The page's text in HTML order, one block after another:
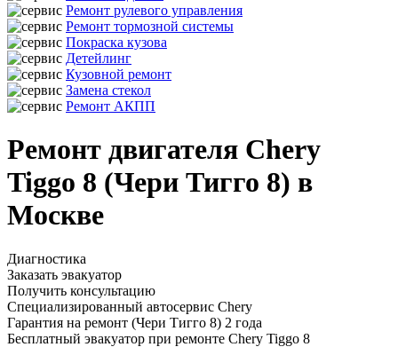
Ремонт рулевого управления
Ремонт тормозной системы
Покраска кузова
Детейлинг
Кузовной ремонт
Замена стекол
Ремонт АКПП
Ремонт двигателя Chery
Tiggo 8 (Чери Тигго 8) в
Москве
Диагностика
Заказать эвакуатор
Получить консультацию
Специализированный автосервис Chery
Гарантия на ремонт (Чери Тигго 8) 2 года
Бесплатный эвакуатор при ремонте Chery Tiggo 8